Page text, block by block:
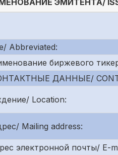
ЭМИТЕНТА/
Abbreviated:
биржевого
ДАННЫЕ/
Location:
Mailing address:
электронной почты/ E-